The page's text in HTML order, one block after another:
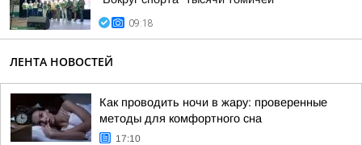
09:18
ЛЕНТА НОВОСТЕЙ
Как проводить ночи в жару: проверенные
методы для комфортного сна
17:10